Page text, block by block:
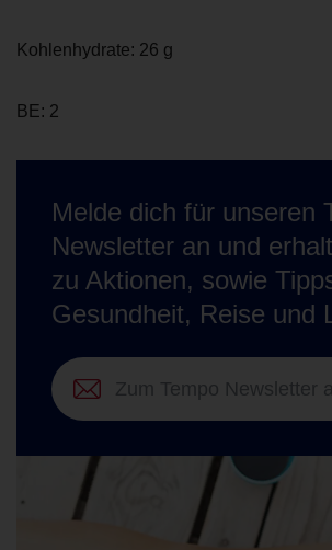
Melde dich für unseren
Newsletter an und
zu Aktionen, sowie
Gesundheit, Reise und
Kohlenhydrate: 26 g
BE: 2